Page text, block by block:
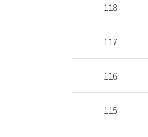
118
117
116
115